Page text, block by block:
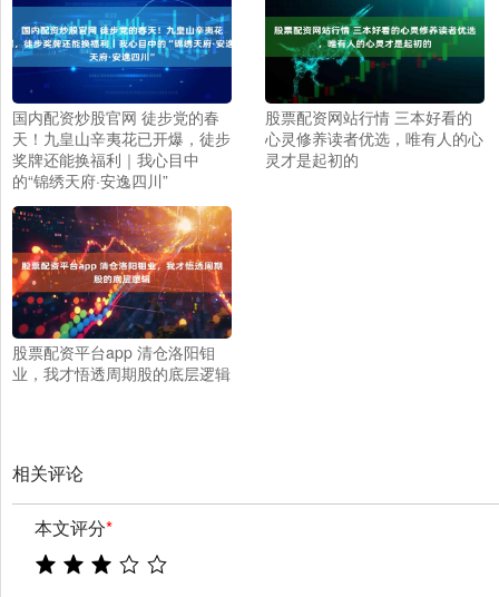
国内配资炒股官网 徒步党的春
天！九皇山辛夷花已开爆，徒步
奖牌还能换福利｜我心目中
的“锦绣天府·安逸四川”
股票配资网站行情 三本好看的
心灵修养读者优选，唯有人的心
灵才是起初的
股票配资平台app 清仓洛阳钼
业，我才悟透周期股的底层逻辑
相关评论
本文评分*